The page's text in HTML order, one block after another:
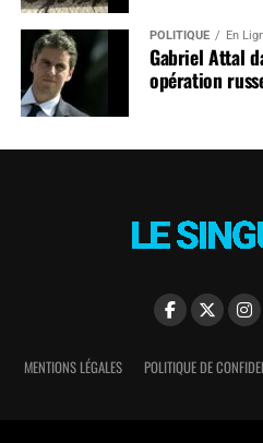
POLITIQUE En
Gabriel Attal
opération
MENTIONS LÉGALES POLITIQUE DE